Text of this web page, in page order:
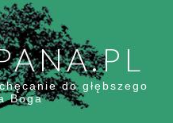
do głębszego
Boga